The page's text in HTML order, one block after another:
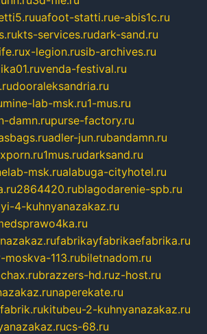
uafoot-statti.rue-abis1c.ru
kts-services.rudark-sand.ru
x-legion.rusib-archives.ru
venda-festival.ru
dooraleksandria.ru
mine-lab-msk.ru1-mus.ru
damn.rupurse-factory.ru
adler-jun.rubandamn.ru
1mus.rudarksand.ru
msk.rualabuga-cityhotel.ru
2864420.rublagodarenie-spb.ru
4-kuhnyanazakaz.ru
fabrikayfabrikaefabrika.ru
113.rubiletnadom.ru
brazzers-hd.ruz-host.ru
naperekate.ru
kitubeu-2-kuhnyanazakaz.ru
cs-68.ru